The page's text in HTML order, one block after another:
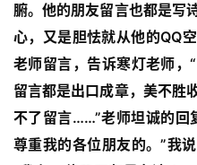
腑。他的朋友留言也都是写
心，又是胆怯就从他的QQ
老师留言，告诉寒灯老师，
留言都是出口成章，美不胜
不了留言……”老师坦诚的回
尊重我的各位朋友的。”我